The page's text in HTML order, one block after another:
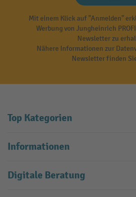
Mit einem Klick auf "Anmelden"
Werbung von Jungheinrich
Newsletter zu
Nähere Informationen zur
Newsletter finden
Top Kategorien
Informationen
Digitale Beratung